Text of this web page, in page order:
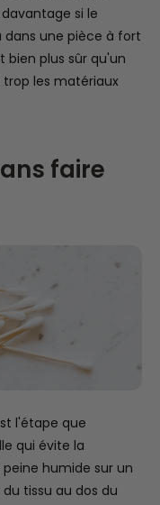
si le
une pièce à fort
bien plus sûr qu'un
les matériaux
faire
l'étape que
qui évite la
humide sur un
tissu au dos du